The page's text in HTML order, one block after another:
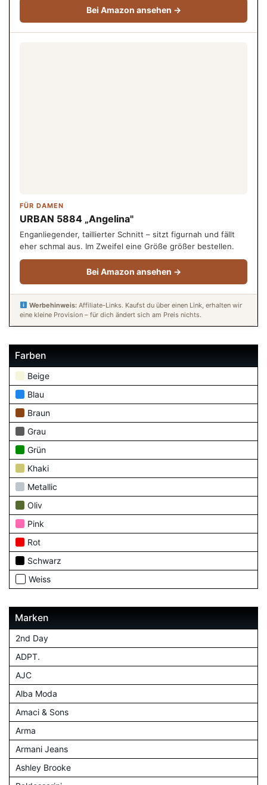
Bei Amazon ansehen →
FÜR DAMEN
URBAN 5884 „Angelina"
Enganliegender, taillierter Schnitt – sitzt figurnah und fällt
eher schmal aus. Im Zweifel eine Größe größer bestellen.
Bei Amazon ansehen →
Werbehinweis:Affiliate-Links. Kaufst du über einen Link, erhalten wir
eine kleine Provision – für dich ändert sich am Preis nichts.
Farben
Beige
Blau
Braun
Grau
Grün
Khaki
Metallic
Oliv
Pink
Rot
Schwarz
Weiss
Marken
2nd Day
ADPT.
AJC
Alba Moda
Amaci & Sons
Arma
Armani Jeans
Ashley Brooke